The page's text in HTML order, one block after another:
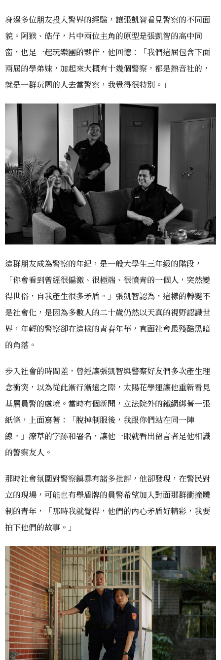
身邊多位朋友投入警界的經驗，讓張凱智看見警察的不同面
貌。阿猴、皓仔，片中兩位主角的原型是張凱智的高中同
窗，也是一起玩樂團的夥伴，他回憶：「我們這屆包含下面
兩屆的學弟妹，加起來大概有十幾個警察，都是熱音社的，
就是一群玩團的人去當警察，我覺得很特別。」
這群朋友成為警察的年紀，是一般大學生三年級的階段，
「你會看到曾經很偏激、很極端、很憤青的一個人，突然變
得世俗，自我產生很多矛盾。」張凱智認為，這樣的轉變不
是社會化，是因為多數人的二十歲仍然以天真的視野認識世
界，年輕的警察卻在這樣的青春年華，直面社會最殘酷黑暗
的角落。
步入社會的時間差，曾經讓張凱智與警察好友們多次產生理
念衝突，以為從此漸行漸遠之際，太陽花學運讓他重新看見
基層員警的處境。當時有個新聞，立法院外的鐵網綁著一張
紙條，上面寫著：「脫掉制服後，我跟你們站在同一陣
線。」潦草的字跡和署名，讓他一眼就看出留言者是他相識
的警察友人。
那時社會氛圍對警察鎮暴有諸多批評，他卻發現，在警民對
立的現場，可能也有舉盾牌的員警希望加入對面那群衝撞體
制的青年，「那時我就覺得，他們的內心矛盾好精彩，我要
拍下他們的故事。」